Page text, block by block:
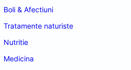
Boli & Afectiuni
Tratamente naturiste
Nutritie
Medicina